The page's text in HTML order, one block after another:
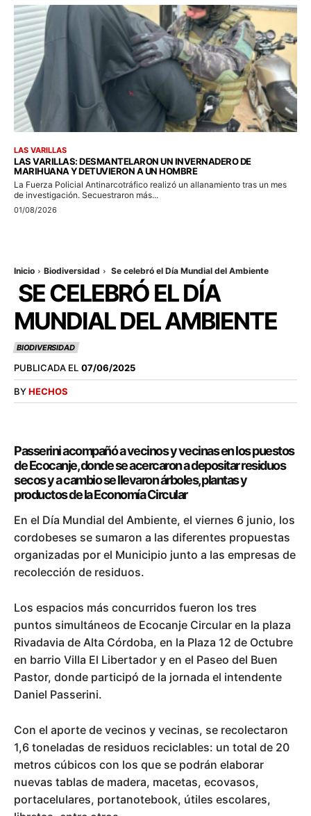
LAS VARILLAS
LAS VARILLAS: DESMANTELARON UN INVERNADERO DE
MARIHUANA Y DETUVIERON A UN HOMBRE
La Fuerza Policial Antinarcotráfico realizó un allanamiento tras un mes
de investigación. Secuestraron más...
01/08/2026